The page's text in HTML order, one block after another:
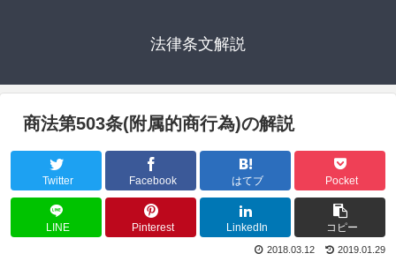
法律条文解説
商法第503条(附属的商行為)の解説
Twitter Facebook はてブ Pocket
LINE Pinterest LinkedIn コピー
2019.01.29
2018.03.12